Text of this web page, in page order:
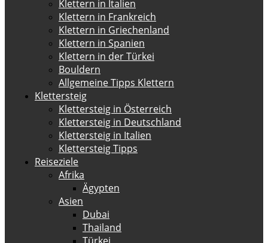
Klettern in Italien
Klettern in Frankreich
Klettern in Griechenland
Klettern in Spanien
Klettern in der Türkei
Bouldern
Allgemeine Tipps Klettern
Klettersteig
Klettersteig in Österreich
Klettersteig in Deutschland
Klettersteig in Italien
Klettersteig Tipps
Reiseziele
Afrika
Ägypten
Asien
Dubai
Thailand